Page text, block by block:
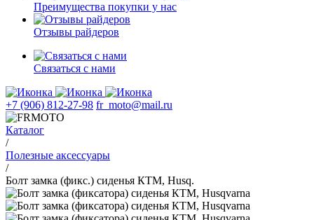
Преимущества покупки у нас
Отзывы райдеров
Связаться с нами
+7 (906) 812-27-98 fr_moto@mail.ru
Каталог
/
Полезные аксессуары
/
Болт замка (фикс.) сиденья КТМ, Husq.